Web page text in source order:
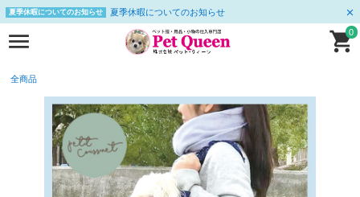
夏季休暇についてのお知らせ 夏季休暇についてのお知らせ
0
全商品